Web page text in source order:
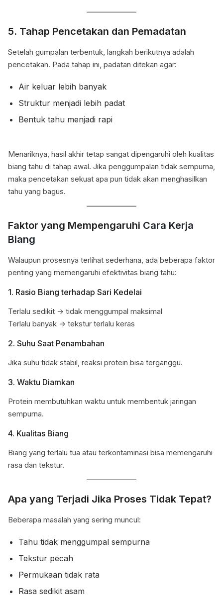
5. Tahap Pencetakan dan Pemadatan
Setelah gumpalan terbentuk, langkah berikutnya adalah
pencetakan. Pada tahap ini, padatan ditekan agar:
Air keluar lebih banyak
Struktur menjadi lebih padat
Bentuk tahu menjadi rapi
Menariknya, hasil akhir tetap sangat dipengaruhi oleh kualitas
biang tahu di tahap awal. Jika penggumpalan tidak sempurna,
maka pencetakan sekuat apa pun tidak akan menghasilkan
tahu yang bagus.
Faktor yang Mempengaruhi Cara Kerja
Biang
Walaupun prosesnya terlihat sederhana, ada beberapa faktor
penting yang memengaruhi efektivitas biang tahu:
1. Rasio Biang terhadap Sari Kedelai
Terlalu sedikit → tidak menggumpal maksimal
Terlalu banyak → tekstur terlalu keras
2. Suhu Saat Penambahan
Jika suhu tidak stabil, reaksi protein bisa terganggu.
3. Waktu Diamkan
Protein membutuhkan waktu untuk membentuk jaringan
sempurna.
4. Kualitas Biang
Biang yang terlalu tua atau terkontaminasi bisa memengaruhi
rasa dan tekstur.
Apa yang Terjadi Jika Proses Tidak Tepat?
Beberapa masalah yang sering muncul:
Tahu tidak menggumpal sempurna
Tekstur pecah
Permukaan tidak rata
Rasa sedikit asam